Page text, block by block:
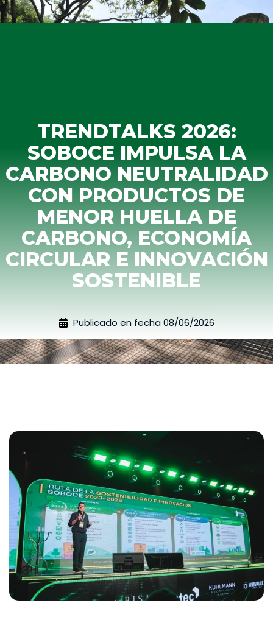
TRENDTALKS 2026:
SOBOCE IMPULSA LA
CARBONO NEUTRALIDAD
CON PRODUCTOS DE
MENOR HUELLA DE
CARBONO, ECONOMÍA
CIRCULAR E INNOVACIÓN
SOSTENIBLE
Publicado en fecha 08/06/2026